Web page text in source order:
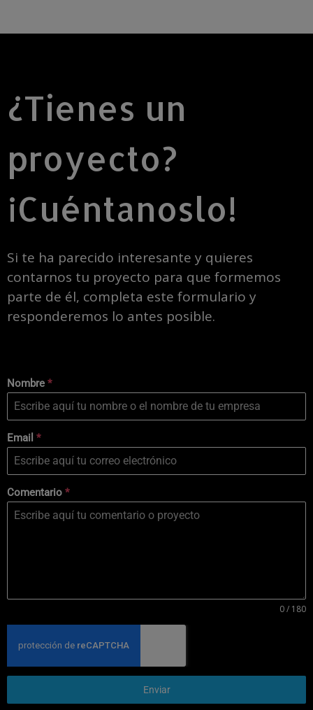
¿Tienes un
proyecto?
¡Cuéntanoslo!
Si te ha parecido interesante y quieres
contarnos tu proyecto para que formemos
parte de él, completa este formulario y
responderemos lo antes posible.
Nombre *
Email *
Comentario *
0 / 180
Enviar